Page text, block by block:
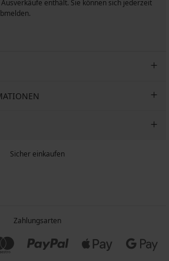
enthält. Sie können sich jederzeit
Sicher einkaufen
Zahlungsarten